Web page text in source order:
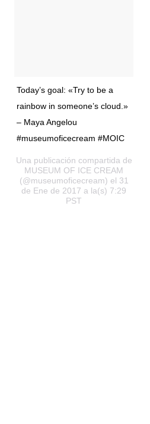
Today’s goal: «Try to be a
rainbow in someone’s cloud.»
– Maya Angelou
#museumoficecream #MOIC
Una publicación compartida de
MUSEUM OF ICE CREAM
(@museumoficecream) el 31
de Ene de 2017 a la(s) 7:29
PST